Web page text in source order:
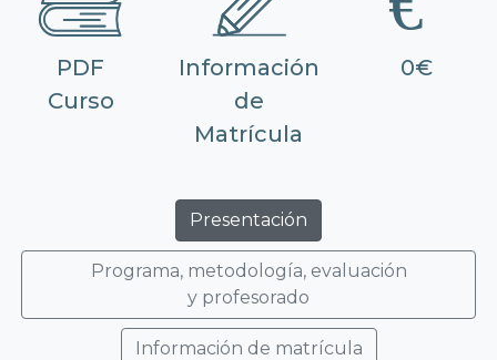
PDF
Curso
Información
de
Matrícula
0€
Presentación
Programa, metodología, evaluación
y profesorado
Información de matrícula